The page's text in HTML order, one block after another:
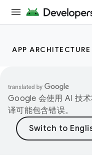
APP ARCHITECTURE
Google 会使用 AI 技
译可能包含错误。